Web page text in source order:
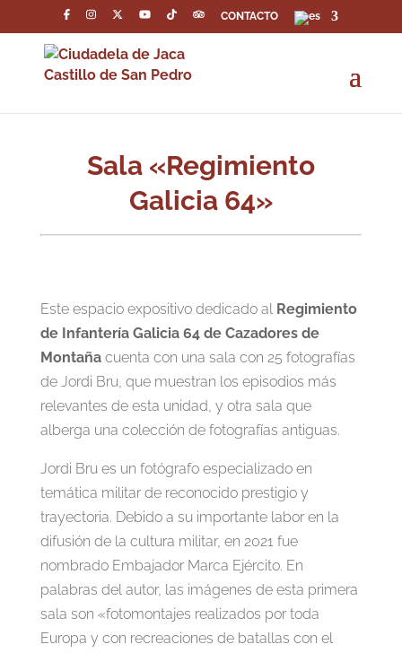
CONTACTO
Sala «Regimiento
Galicia 64»
Este espacio expositivo dedicado al Regimiento
de Infantería Galicia 64 de Cazadores de
Montañacuenta con una sala con 25 fotografías
de Jordi Bru, que muestran los episodios más
relevantes de esta unidad, y otra sala que
alberga una colección de fotografías antiguas.
Jordi Bru es un fotógrafo especializado en
temática militar de reconocido prestigio y
trayectoria. Debido a su importante labor en la
difusión de la cultura militar, en 2021 fue
nombrado Embajador Marca Ejército. En
palabras del autor, las imágenes de esta primera
sala son «fotomontajes realizados por toda
Europa y con recreaciones de batallas con el